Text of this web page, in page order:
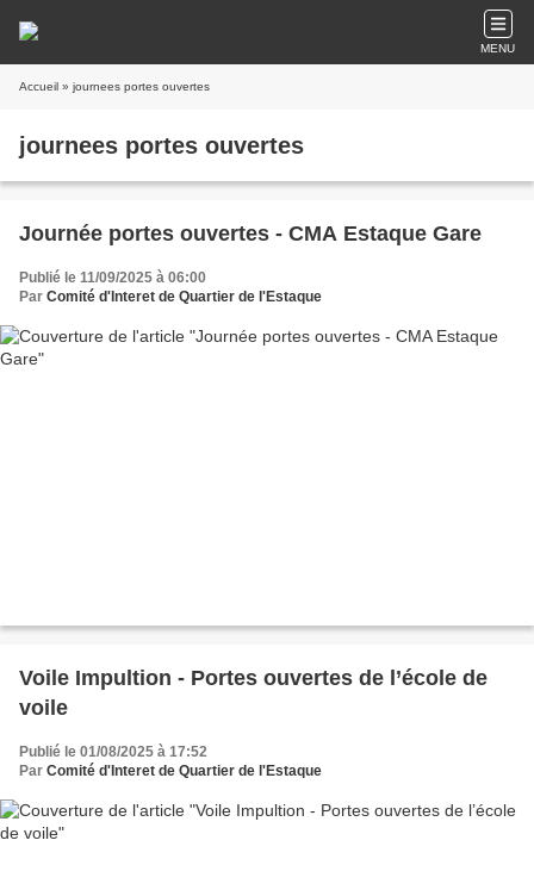
MENU
Accueil » journees portes ouvertes
journees portes ouvertes
Journée portes ouvertes - CMA Estaque Gare
Publié le 11/09/2025 à 06:00
Par Comité d'Interet de Quartier de l'Estaque
Voile Impultion - Portes ouvertes de l’école de
voile
Publié le 01/08/2025 à 17:52
Par Comité d'Interet de Quartier de l'Estaque